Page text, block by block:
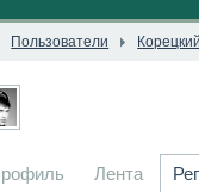
Пользователи
Лента